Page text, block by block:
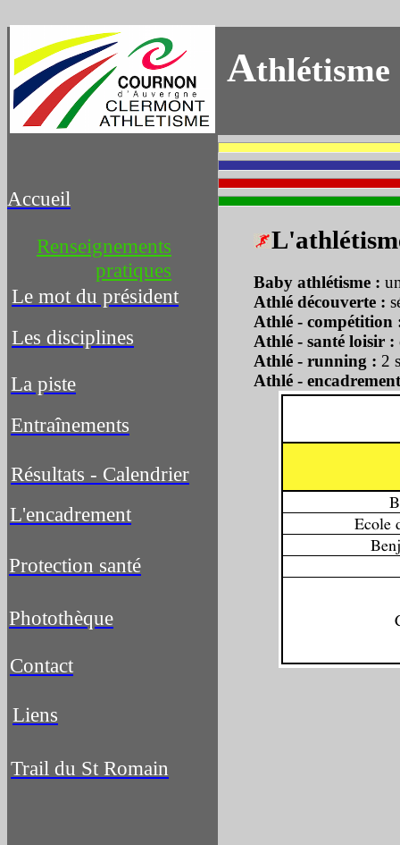
Athlétisme
Accueil
Renseignements
pratiques
Le mot du président
Les disciplines
La piste
Entraînements
Résultats - Calendrier
L'encadrement
Protection santé
Photothèque
Contact
Liens
Trail du St Romain
Baby athlétisme :
Athlé découverte :
Athlé - compétition
Athlé - santé loisir :
Athlé - running : 2
Athlé -